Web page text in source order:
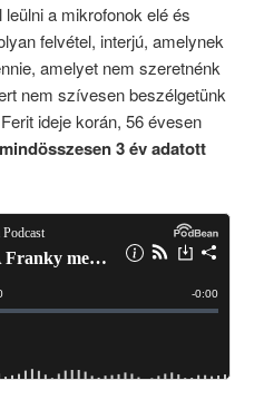
a mikrofonok elé és
felvétel, interjú, amelynek
amelyet nem szeretnénk
nem szívesen beszélgetünk
ideje korán, 56 évesen
3 év adatott